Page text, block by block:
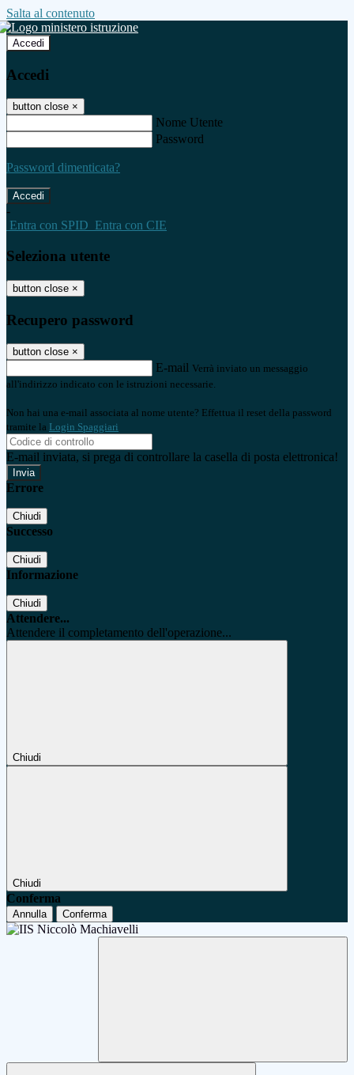
Salta al contenuto
Accedi
Accedi
button close ×
Nome Utente
Password
Password dimenticata?
-
Entra con SPID Entra con CIE
Seleziona utente
button close ×
Recupero password
button close ×
E-mail Verrà inviato un messaggio
all'indirizzo indicato con le istruzioni necessarie.
Non hai una e-mail associata al nome utente? Effettua il reset della password
tramite la Login Spaggiari
E-mail inviata, si prega di controllare la casella di posta elettronica!
Errore
Chiudi
Successo
Chiudi
Informazione
Chiudi
Attendere...
Attendere il completamento dell'operazione...
Chiudi
Chiudi
Conferma
Annulla Conferma